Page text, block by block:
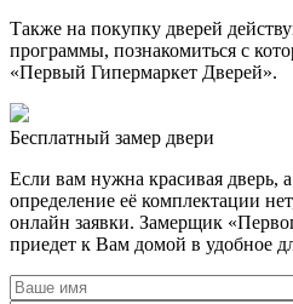
Также на покупку дверей
программы, познакомиться с
«Первый Гипермаркет Дверей».
Бесплатный замер двери
Если вам нужна красивая дверь,
определение её комплектации
онлайн заявки. Замерщик
приедет к Вам домой в удобное